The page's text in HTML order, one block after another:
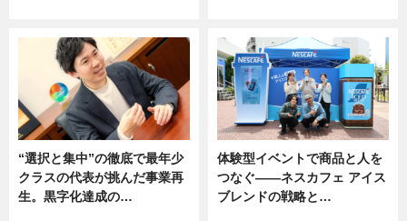
“選択と集中”の徹底で最年少
クラスの代表が挑んだ事業再
生。黒字化達成の…
体験型イベントで商品と人を
つなぐ――ネスカフェ アイス
ブレンドの戦略と…